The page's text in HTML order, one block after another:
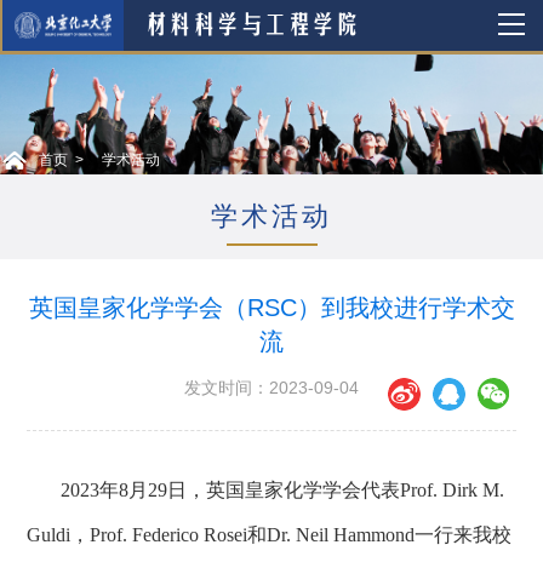
首页 学术活动
学术活动
英国皇家化学学会（RSC）到我校进行学术交
流
发文时间：2023-09-04
2023年8月 29日，英国皇家化学学会代表Prof. Dirk M.
Guldi ，Prof. Federico Rosei和Dr. Neil Hammond一行来我校